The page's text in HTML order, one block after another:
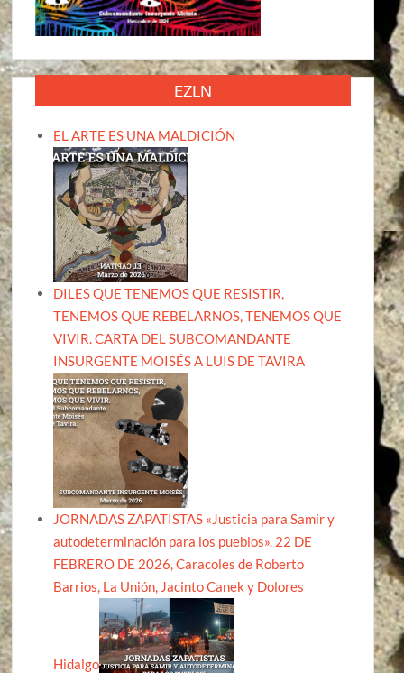
EZLN
EL ARTE ES UNA MALDICIÓN
DILES QUE TENEMOS QUE RESISTIR,
TENEMOS QUE REBELARNOS, TENEMOS QUE
VIVIR. CARTA DEL SUBCOMANDANTE
INSURGENTE MOISÉS A LUIS DE TAVIRA
JORNADAS ZAPATISTAS «Justicia para Samir y
autodeterminación para los pueblos». 22 DE
FEBRERO DE 2026, Caracoles de Roberto
Barrios, La Unión, Jacinto Canek y Dolores
Hidalgo